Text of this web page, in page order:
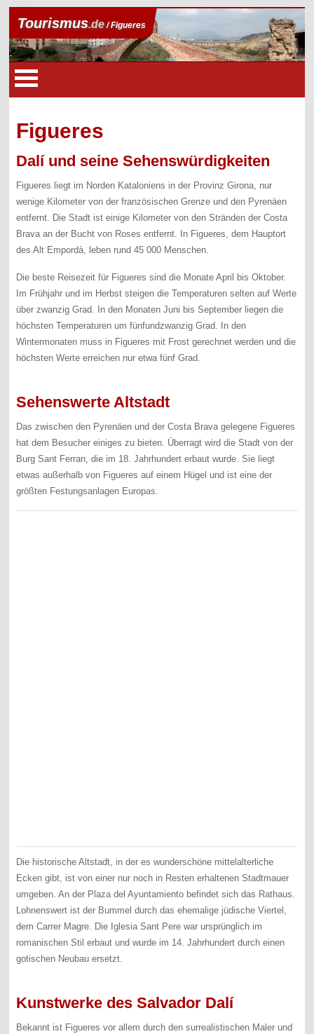
Tourismus.de/ Figueres
Figueres
Dalí und seine Sehenswürdigkeiten
Figueres liegt im Norden Kataloniens in der Provinz Girona, nur
wenige Kilometer von der französischen Grenze und den Pyrenäen
entfernt. Die Stadt ist einige Kilometer von den Stränden der Costa
Brava an der Bucht von Roses entfernt. In Figueres, dem Hauptort
des Alt Empordà, leben rund 45 000 Menschen.
Die beste Reisezeit für Figueres sind die Monate April bis Oktober.
Im Frühjahr und im Herbst steigen die Temperaturen selten auf Werte
über zwanzig Grad. In den Monaten Juni bis September liegen die
höchsten Temperaturen um fünfundzwanzig Grad. In den
Wintermonaten muss in Figueres mit Frost gerechnet werden und die
höchsten Werte erreichen nur etwa fünf Grad.
Sehenswerte Altstadt
Das zwischen den Pyrenäen und der Costa Brava gelegene Figueres
hat dem Besucher einiges zu bieten. Überragt wird die Stadt von der
Burg Sant Ferran, die im 18. Jahrhundert erbaut wurde. Sie liegt
etwas außerhalb von Figueres auf einem Hügel und ist eine der
größten Festungsanlagen Europas.
Die historische Altstadt, in der es wunderschöne mittelalterliche
Ecken gibt, ist von einer nur noch in Resten erhaltenen Stadtmauer
umgeben. An der Plaza del Ayuntamiento befindet sich das Rathaus.
Lohnenswert ist der Bummel durch das ehemalige jüdische Viertel,
dem Carrer Magre. Die Iglesia Sant Pere war ursprünglich im
romanischen Stil erbaut und wurde im 14. Jahrhundert durch einen
gotischen Neubau ersetzt.
Kunstwerke des Salvador Dalí
Bekannt ist Figueres vor allem durch den surrealistischen Maler und